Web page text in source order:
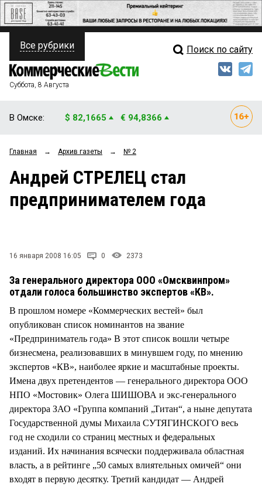
ПОЛИТИКА
ФИНАНСЫ
ОБЩЕСТВО
ЗАКОН
НОВОСТИ КОМПАНИЙ
СТИЛЬ ЖИЗНИ
Свежий выпуск
Рейтинги
Блоги
Все рубрики Поиск по сайту
Суббота, 8 Августа
В Омске: $ 82,1665 € 94,8366
Главная → Архив газеты → № 2
Андрей СТРЕЛЕЦ стал
предпринимателем года
16 января 2008 16:05 0 2373
За генерального директора ООО «Омсквинпром»
отдали голоса большинство экспертов «КВ».
В прошлом номере «Коммерческих вестей» был
опубликован список номинантов на звание
«Предприниматель года» В этот список вошли четыре
бизнесмена, реализовавших в минувшем году, по мнению
экспертов «КВ», наиболее яркие и масштабные проекты.
Имена двух претендентов — генерального директора ООО
НПО «Мостовик» Олега ШИШОВА и экс-генерального
директора ЗАО «Группа компаний „Титан“, а ныне депутата
Государственной думы Михаила СУТЯГИНСКОГО весь
год не сходили со страниц местных и федеральных
изданий. Их начинания всячески поддерживала областная
власть, а в рейтинге „50 самых влиятельных омичей“ они
входят в первую десятку. Третий кандидат — Андрей